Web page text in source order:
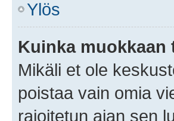
Ylös
Kuinka
Mikäli et ole
poistaa vain omia
rajoitetun ajan sen